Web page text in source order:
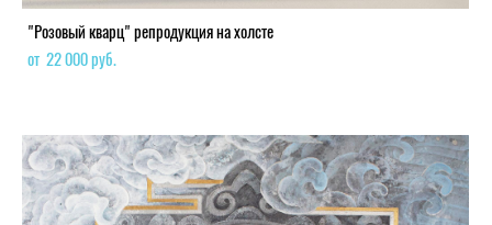
"Розовый кварц" репродукция на холсте
от 22 000 pуб.